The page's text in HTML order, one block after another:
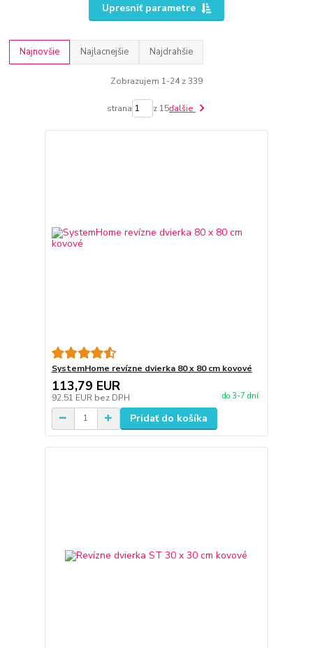
Upresniť parametre
Najnovšie Najlacnejšie Najdrahšie
Zobrazujem 1-24 z 339
strana z 15ďalšie
SystemHome revízne dvierka 80 x 80 cm kovové
113,79 EUR
92,51 EUR bez DPH do 3-7 dní
Pridať do košíka